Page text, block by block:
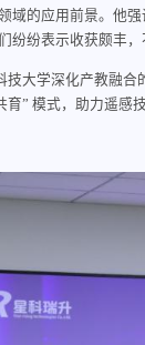
域的应用前景。他
纷纷表示收获颇丰
技大学深化产教融
育” 模式，助力遥感